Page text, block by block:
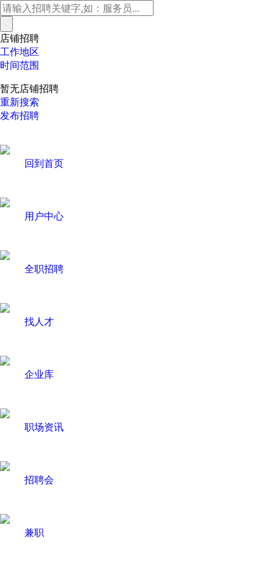
店铺招聘
工作地区
时间范围
暂无店铺招聘
重新搜索
发布招聘
回到首页
用户中心
全职招聘
找人才
企业库
职场资讯
招聘会
兼职